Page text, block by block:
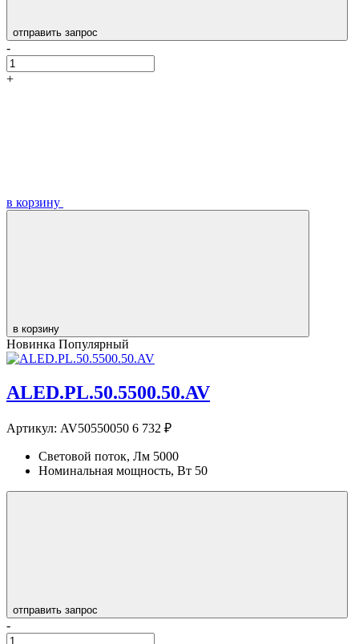
отправить запрос
-
+
в корзину
в корзину
Новинка Популярный
ALED.PL.50.5500.50.AV
Артикул: AV50550050 6 732 ₽
Световой поток, Лм 5000
Номинальная мощность, Вт 50
отправить запрос
-